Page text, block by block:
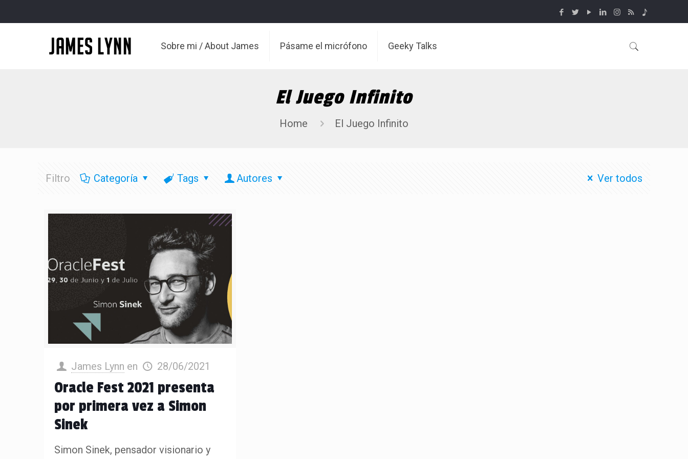
Sobre mi / About James Pásame el micrófono Geeky Talks
El Juego Infinito
Home El Juego Infinito
Filtro Categoría Tags Autores Ver todos
James Lynn en 28/06/2021
Oracle Fest 2021 presenta
por primera vez a Simon
Sinek
Simon Sinek, pensador visionario y